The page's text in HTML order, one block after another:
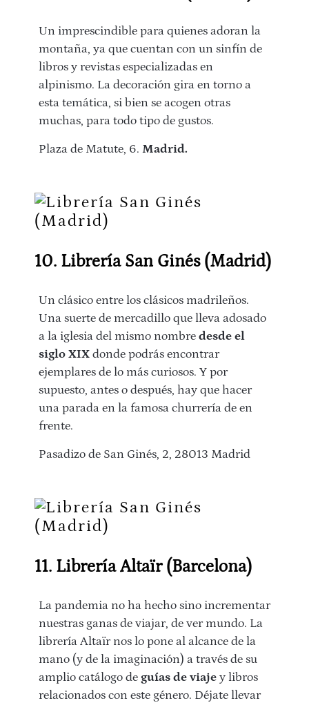
Un imprescindible para quienes adoran la
montaña, ya que cuentan con un sinfín de
libros y revistas especializadas en
alpinismo. La decoración gira en torno a
esta temática, si bien se acogen otras
muchas, para todo tipo de gustos.
Plaza de Matute, 6. Madrid.
10. Librería San Ginés (Madrid)
Un clásico entre los clásicos madrileños.
Una suerte de mercadillo que lleva adosado
a la iglesia del mismo nombre desde el
siglo XIX donde podrás encontrar
ejemplares de lo más curiosos. Y por
supuesto, antes o después, hay que hacer
una parada en la famosa churrería de en
frente.
Pasadizo de San Ginés, 2, 28013 Madrid
11. Librería Altaïr (Barcelona)
La pandemia no ha hecho sino incrementar
nuestras ganas de viajar, de ver mundo. La
librería Altaïr nos lo pone al alcance de la
mano (y de la imaginación) a través de su
amplio catálogo de guías de viaje y libros
relacionados con este género. Déjate llevar